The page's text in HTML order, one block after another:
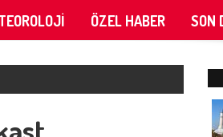
ÖZEL HABER SON